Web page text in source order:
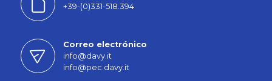
+39-(0)331-518.394
Correo electrónico
info@davy.it
info@pec.davy.it